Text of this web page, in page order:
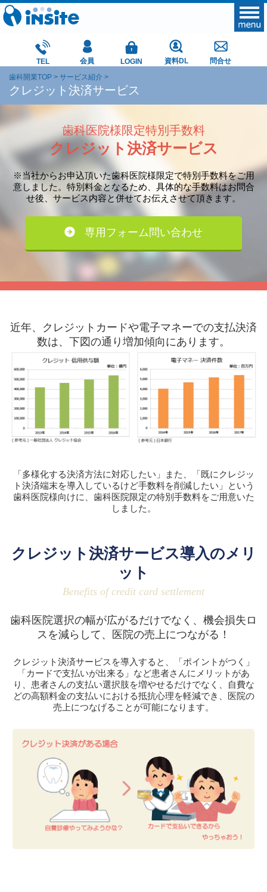
TEL 会員 LOGIN 資料DL
問合せ
歯科開業TOP
サービス紹介
クレジット決済サービス
歯科医院様限定特別手数料
クレジット決済サービス
※当社からお申込頂いた歯科医院様限定で特別手数料をご用
意しました。 特別料金となるため、具体的な手数料はお問合
せ後、サービス内容と併せてお伝えさせて頂きます。
専用フォーム問い合わせ
近年、クレジットカードや電子マネーでの支払決済
数は、下図の通り増加傾向にあります。
「多様化する決済方法に対応したい」また、「既にクレジッ
ト決済端末を導入しているけど手数料を削減したい」という
歯科医院様向けに、歯科医院限定の特別手数料をご用意いた
しました。
クレジット決済サービス導入のメリ
ット
Benefits of credit card settlement
歯科医院選択の幅が広がるだけでなく、 機会損失ロ
スを減らして、医院の売上につながる！
クレジット決済サービスを導入すると、「ポイントがつく」
「カードで支払いが出来る」など患者さんにメリットがあ
り、患者さんの支払い選択肢を増やせるだけでなく、自費な
どの高額料金の支払いにおける抵抗心理を軽減でき、医院の
売上につなげることが可能になります。